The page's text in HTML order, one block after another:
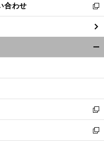
く
合わせ
新
し
い
ウ
ィ
ン
ウ
開
く
新
し
い
ウ
新
し